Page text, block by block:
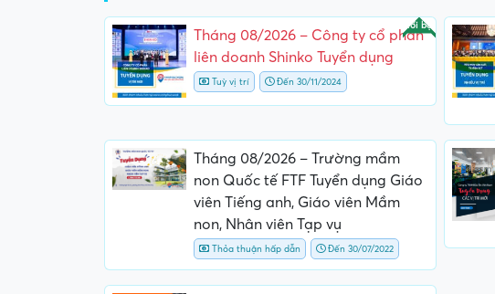
Nổi bật
Tháng 08/2026 – Công ty cổ phần
liên doanh Shinko Tuyển dụng
Tuỳ vị trí Đến 30/11/2024
Tháng 08/2026 – Trường mầm
non Quốc tế FTF Tuyển dụng Giáo
viên Tiếng anh, Giáo viên Mầm
non, Nhân viên Tạp vụ
Thỏa thuận hấp dẫn Đến 30/07/2022